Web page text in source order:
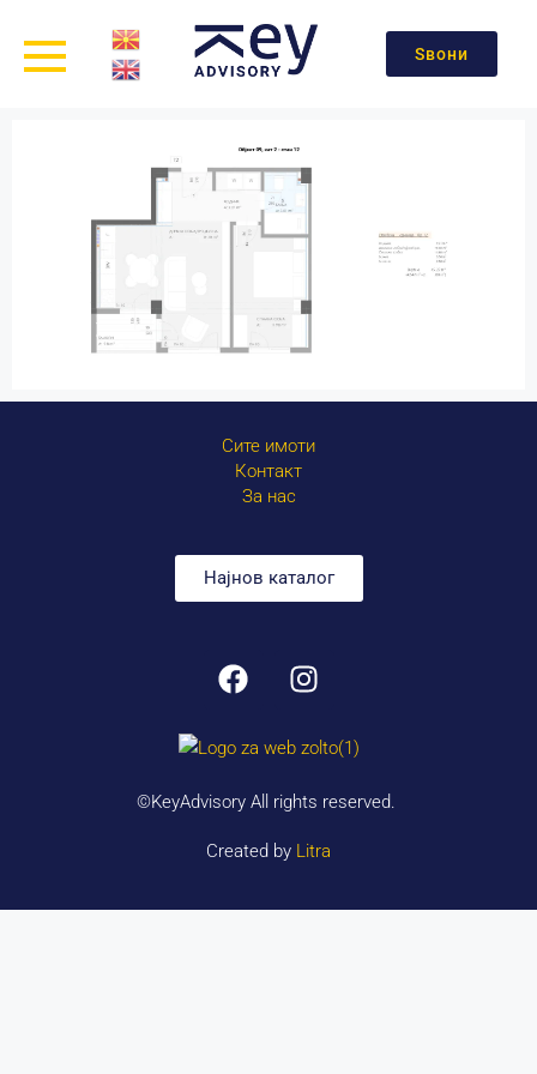
Ѕвони
Сите имоти
Контакт
За нас
Најнов каталог
©KeyAdvisory All rights reserved.
Created by Litra